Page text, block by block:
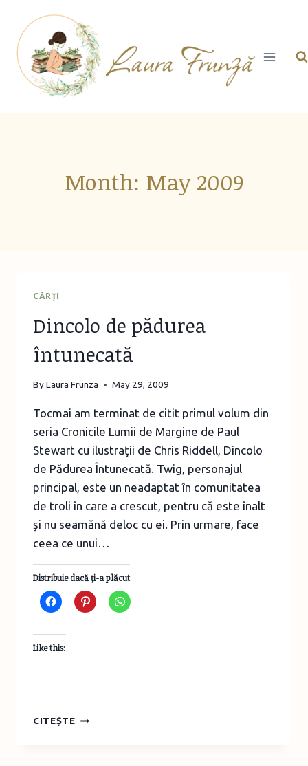
content
Month: May 2009
CĂRŢI
Dincolo de pădurea
întunecată
ByLaura Frunza May 29, 2009
Tocmai am terminat de citit primul volum din
seria Cronicile Lumii de Margine de Paul
Stewart cu ilustraţii de Chris Riddell, Dincolo
de Pădurea Întunecată. Twig, personajul
principal, este un neadaptat în comunitatea
de troli în care a crescut, pentru că este înalt
şi nu seamănă deloc cu ei. Prin urmare, face
ceea ce unui…
Distribuie dacă ţi-a plăcut
Like this:
CITEȘTEDINCOLO